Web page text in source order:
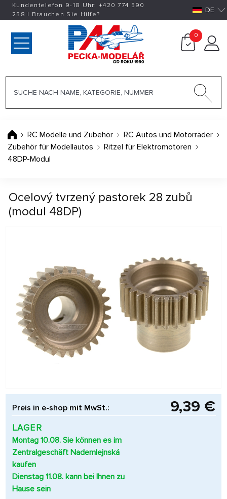
Kundentelefon 9-18 Uhr: +420774 590
258 | Brauchen Sie Hilfe? DE
0
RC Modelle und Zubehör
RC Autos und Motorräder
Zubehör für Modellautos
Ritzel für Elektromotoren
48DP-Modul
Ocelový tvrzený pastorek 28 zubů
(modul 48DP)
Preis in e-shop mit MwSt.: 9,39 €
LAGER
Montag 10.08. Sie können es im
Zentralgeschäft Nademlejnská
kaufen
Dienstag 11.08. kann bei Ihnen zu
Hause sein